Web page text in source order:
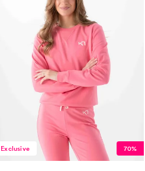
Exclusive 70%